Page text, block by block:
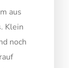
aus
Klein
noch